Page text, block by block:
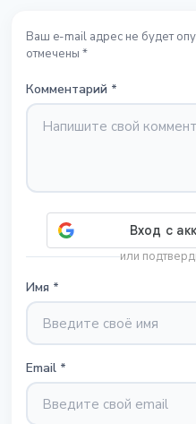
Ваш e-mail адрес не будет
отмечены *
Комментарий *
или
Имя *
Email *